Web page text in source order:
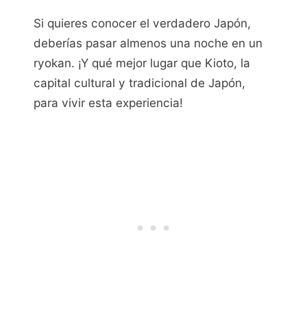
Si quieres conocer el verdadero Japón,
deberías pasar almenos una noche en un
ryokan. ¡Y qué mejor lugar que Kioto, la
capital cultural y tradicional de Japón,
para vivir esta experiencia!